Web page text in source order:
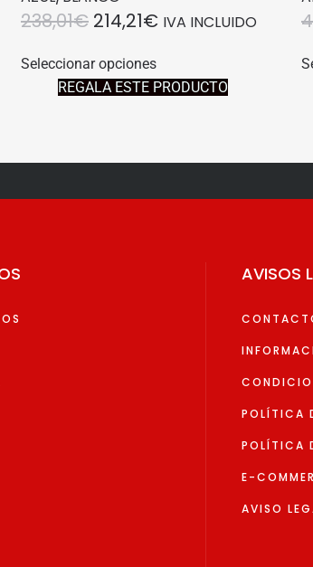
238,01€ EL
ORIGINAL
ERA:
214,21€EL
ACTUAL
ES:
IVA INCLUIDO
Seleccionar opcionesproducto
tiene
Las
REGALA ESTE PRODUCTO
AVISOS
POLÍTICA
POLÍTICA
E-
AVISO